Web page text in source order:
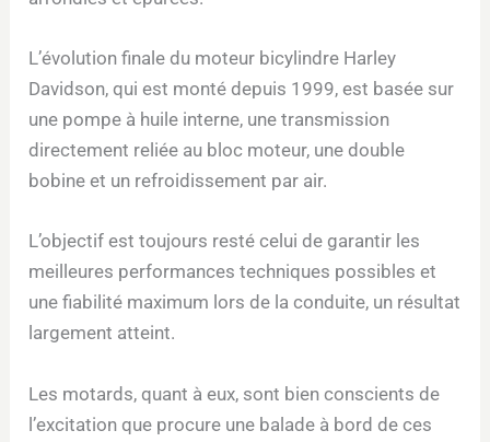
L’évolution finale du moteur bicylindre Harley
Davidson, qui est monté depuis 1999, est basée sur
une pompe à huile interne, une transmission
directement reliée au bloc moteur, une double
bobine et un refroidissement par air.
L’objectif est toujours resté celui de garantir les
meilleures performances techniques possibles et
une fiabilité maximum lors de la conduite, un résultat
largement atteint.
Les motards, quant à eux, sont bien conscients de
l’excitation que procure une balade à bord de ces